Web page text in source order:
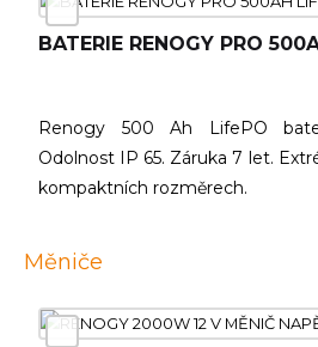
BATERIE RENOGY PRO
Renogy 500 Ah LifePO
Odolnost IP 65. Záruka 7 let.
kompaktních rozměrech.
Měniče